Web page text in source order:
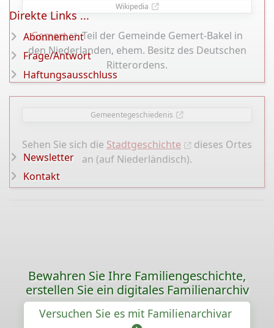
Wikipedia
Gemert
, Teil der Gemeinde Gemert-Bakel in
den Niederlanden, ehem. Besitz des Deutschen
Ritterordens.
Gemeentegeschiedenis
Sehen Sie sich die Stadtgeschichte
dieses Ortes
an (auf Niederländisch).
Direkte Links ...
Abonnement
Frage/Antwort
Haftungsausschluss
Newsletter
Kontakt
Bewahren Sie Ihre Familiengeschichte,
erstellen Sie ein digitales Familienarchiv
Versuchen Sie es mit Familienarchivar